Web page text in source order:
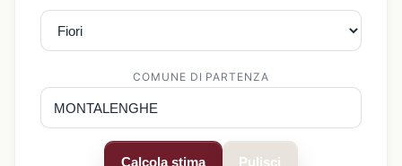
COMUNE DI PARTENZA
Calcola stima Pulisci